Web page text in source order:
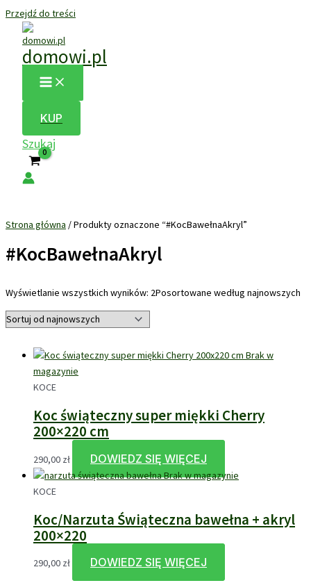
Przejdź do treści
domowi.pl
KUP
Szukaj
Strona główna / Produkty oznaczone “#KocBawełnaAkryl”
#KocBawełnaAkryl
Wyświetlanie wszystkich wyników: 2Posortowane według najnowszych
Brak w
magazynie
KOCE
Koc świąteczny super miękki Cherry
200×220 cm
290,00 zł DOWIEDZ SIĘ WIĘCEJ
Brak w magazynie
KOCE
Koc/Narzuta Świąteczna bawełna + akryl
200×220
290,00 zł DOWIEDZ SIĘ WIĘCEJ